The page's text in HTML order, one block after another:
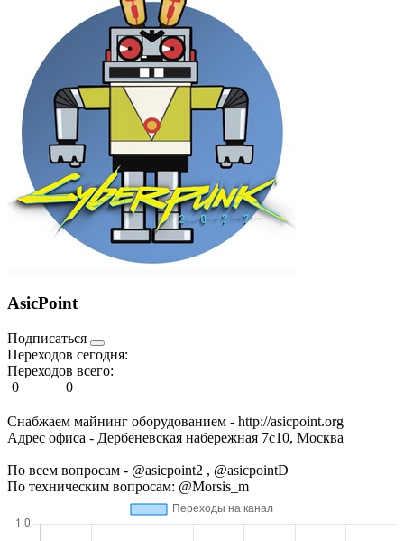
AsicPoint
Подписаться
Переходов сегодня:
Переходов всего:
0
0
Снабжаем майнинг оборудованием - http://asicpoint.org
Адрес офиса - Дербеневская набережная 7с10, Москва
По всем вопросам - @asicpoint2 , @asicpointD
По техническим вопросам: @Morsis_m